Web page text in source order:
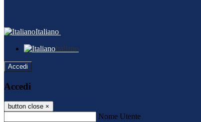
Italiano
Italiano
Accedi
Accedi
button close ×
Nome Utente